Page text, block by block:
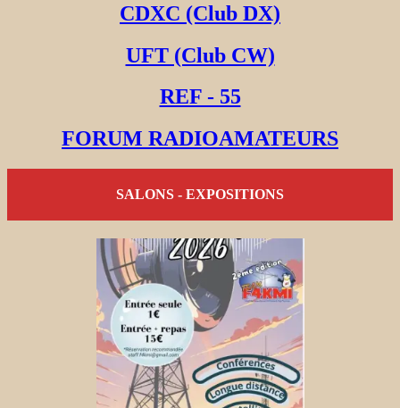
CDXC (Club DX)
UFT (Club CW)
REF - 55
FORUM RADIOAMATEURS
SALONS - EXPOSITIONS